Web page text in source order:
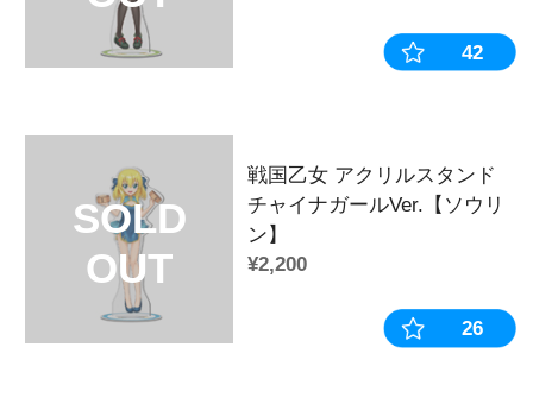
→→シリーズはこちらから←←
作品：戦国乙女
キャラクター： 武田シンゲン
販売時期・イベント： 2024年